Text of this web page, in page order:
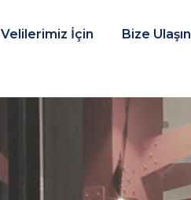
Velilerimiz İçin Bize Ulaşın